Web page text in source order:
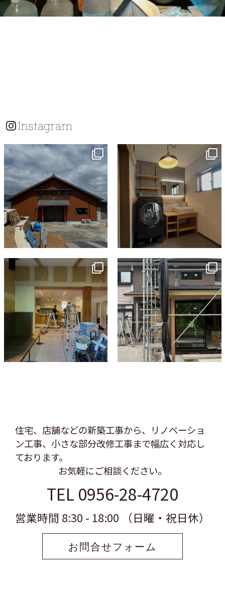
Instagram
tomohouseinc
tomohouseinc
7月 13
tomohouseinc
tomohouseinc
6月 3
住宅、店舗などの新築工事から、リノベーショ
ン工事、 小さな部分改修工事まで幅広く対応し
ております。
お気軽にご相談ください。
TEL 0956-28-4720
営業時間 8:30 - 18:00 （日曜・祝日休）
お問合せフォーム